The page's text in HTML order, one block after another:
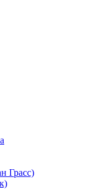
Грасс)